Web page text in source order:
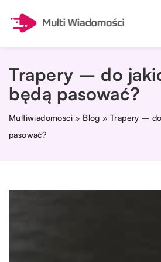
Trapery – do
będą pasować?
Multiwiadomosci » Blog »Trapery –
pasować?